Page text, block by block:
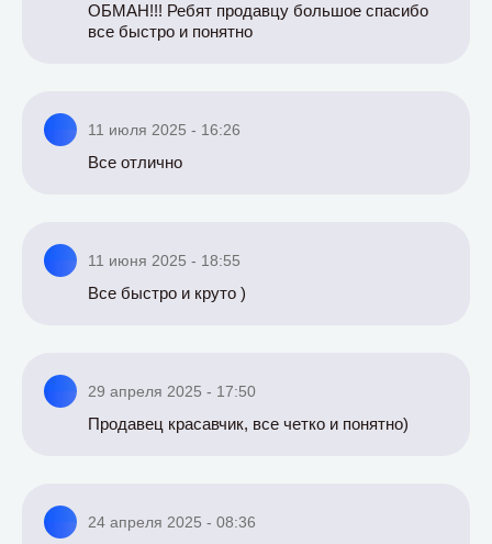
ОБМАН!!! Ребят продавцу большое спасибо
все быстро и понятно
11 июля 2025 - 16:26
Все отлично
11 июня 2025 - 18:55
Все быстро и круто )
29 апреля 2025 - 17:50
Продавец красавчик, все четко и понятно)
24 апреля 2025 - 08:36